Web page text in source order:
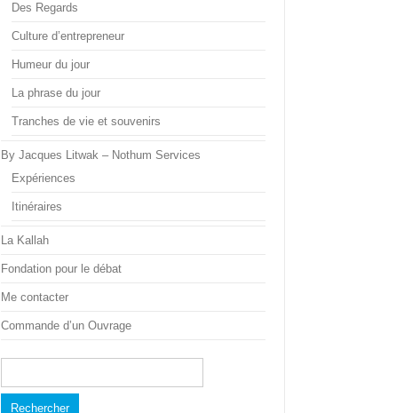
Des Regards
Culture d’entrepreneur
Humeur du jour
La phrase du jour
Tranches de vie et souvenirs
By Jacques Litwak – Nothum Services
Expériences
Itinéraires
La Kallah
Fondation pour le débat
Me contacter
Commande d’un Ouvrage